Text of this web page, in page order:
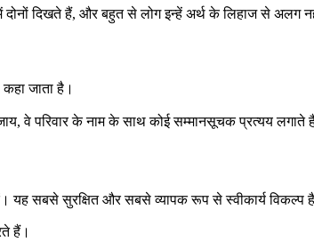
दिखते हैं, और बहुत से लोग इन्हें अर्थ के लिहाज से अलग
जाता है।
वे परिवार के नाम के साथ कोई सम्मानसूचक प्रत्यय लगाते
सबसे सुरक्षित और सबसे व्यापक रूप से स्वीकार्य विकल्प है,
हैं।